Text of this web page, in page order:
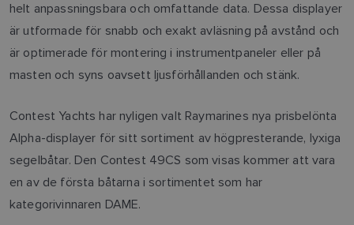
helt anpassningsbara och omfattande data. Dessa displayer
är utformade för snabb och exakt avläsning på avstånd och
är optimerade för montering i instrumentpaneler eller på
masten och syns oavsett ljusförhållanden och stänk.
Contest Yachts har nyligen valt Raymarines nya prisbelönta
Alpha-displayer för sitt sortiment av högpresterande, lyxiga
segelbåtar. Den Contest 49CS som visas kommer att vara
en av de första båtarna i sortimentet som har
kategorivinnaren DAME.